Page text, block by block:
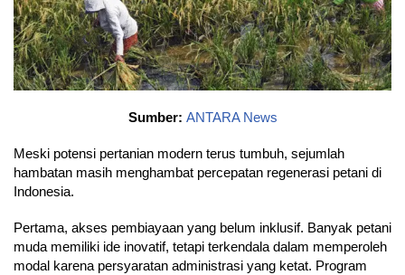
Sumber: ANTARA News
Meski potensi pertanian modern terus tumbuh, sejumlah
hambatan masih menghambat percepatan regenerasi petani di
Indonesia.
Pertama, akses pembiayaan yang belum inklusif. Banyak petani
muda memiliki ide inovatif, tetapi terkendala dalam memperoleh
modal karena persyaratan administrasi yang ketat. Program